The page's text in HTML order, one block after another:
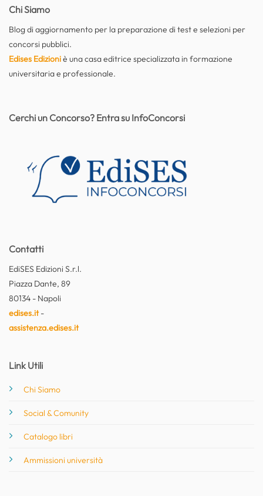
Chi Siamo
Blog di aggiornamento per la preparazione di test e selezioni per
concorsi pubblici.
Edises Edizioniè una casa editrice specializzata in formazione
universitaria e professionale.
Contatti
EdiSES Edizioni S.r.l.
Piazza Dante, 89
80134 - Napoli
edises.it-
assistenza.edises.it
Link Utili
Chi Siamo
Social & Comunity
Catalogo libri
Ammissioni università
Cerchi un Concorso? Entra su InfoConcorsi